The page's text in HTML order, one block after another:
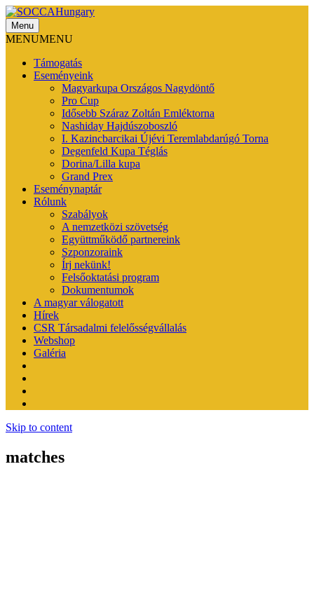
SOCCAHungary
Menu
MENUMENU
Támogatás
Eseményeink
Magyarkupa Országos Nagydöntő
Pro Cup
Idősebb Száraz Zoltán Emléktorna
Nashiday Hajdúszoboszló
I. Kazincbarcikai Újévi Teremlabdarúgó Torna
Degenfeld Kupa Téglás
Dorina/Lilla kupa
Grand Prex
Eseménynaptár
Rólunk
Szabályok
A nemzetközi szövetség
Együttműködő partnereink
Szponzoraink
Írj nekünk!
Felsőoktatási program
Dokumentumok
A magyar válogatott
Hírek
CSR Társadalmi felelősségvállalás
Webshop
Galéria
Skip to content
matches